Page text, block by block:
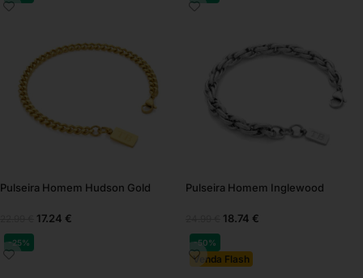
Pulseira Homem Hudson Gold
17.24 €
Pulseira Homem Inglewood
18.74 €
-25% -50%
Venda Flash